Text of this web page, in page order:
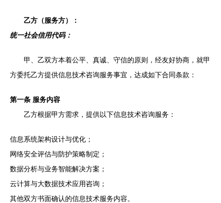
乙方（服务方）：
统一社会信用代码：
甲、乙双方本着公平、真诚、守信的原则，经友好协商，就甲
方委托乙方提供信息技术咨询服务事宜，达成如下合同条款：
第一条 服务内容
乙方根据甲方需求，提供以下信息技术咨询服务：
信息系统架构设计与优化；
网络安全评估与防护策略制定；
数据分析与业务智能解决方案；
云计算与大数据技术应用咨询；
其他双方书面确认的信息技术服务内容。